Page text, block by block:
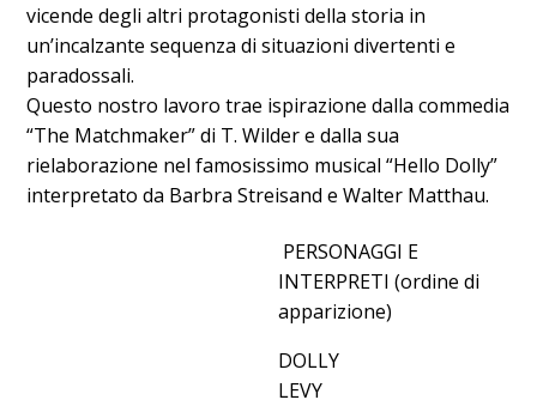
vicende degli altri protagonisti della storia in
un’incalzante sequenza di situazioni divertenti e
paradossali.
Questo nostro lavoro trae ispirazione dalla commedia
“The Matchmaker” di T. Wilder e dalla sua
rielaborazione nel famosissimo musical “Hello Dolly”
interpretato da Barbra Streisand e Walter Matthau.
PERSONAGGI E
INTERPRETI (ordine di
apparizione)
DOLLY
LEVY